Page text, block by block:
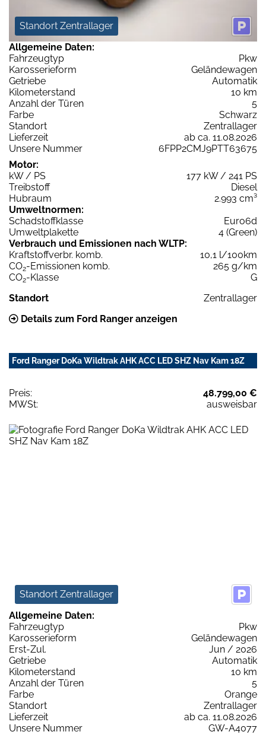
Standort Zentrallager
Allgemeine Daten:
Fahrzeugtyp
Pkw
Karosserieform
Geländewagen
Getriebe
Automatik
Kilometerstand
10 km
Anzahl der Türen
5
Farbe
Schwarz
Standort
Zentrallager
Lieferzeit
ab ca. 11.08.2026
Unsere Nummer
6FPP2CMJ9PTT63675
Motor:
kW / PS
177 kW / 241 PS
Treibstoff
Diesel
Hubraum
2.993 cm³
Umweltnormen:
Schadstoffklasse
Euro6d
Umweltplakette
4 (Green)
Verbrauch und Emissionen nach WLTP:
Kraftstoffverbr. komb.
10,1 l/100km
CO2-Emissionen komb.
265 g/km
CO2-Klasse
G
Standort
Zentrallager
Details zum Ford Ranger anzeigen
Ford Ranger DoKa Wildtrak AHK ACC LED SHZ Nav Kam 18Z
Preis:
48.799,00 €
MWSt:
ausweisbar
Standort Zentrallager
Allgemeine Daten:
Fahrzeugtyp
Pkw
Karosserieform
Geländewagen
Erst-Zul.
Jun / 2026
Getriebe
Automatik
Kilometerstand
10 km
Anzahl der Türen
5
Farbe
Orange
Standort
Zentrallager
Lieferzeit
ab ca. 11.08.2026
Unsere Nummer
GW-A4077